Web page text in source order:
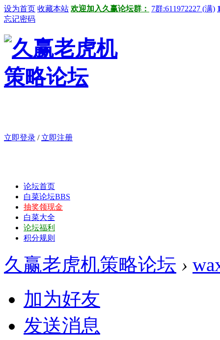
设为首页 收藏本站 欢迎加入久赢论坛群： 7群:611972227 (满)
忘记密码
立即登录 / 立即注册
论坛首页
白菜论坛BBS
抽奖领现金
白菜大全
论坛福利
积分规则
久赢老虎机策略论坛 ›
加为好友
发送消息